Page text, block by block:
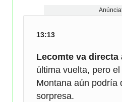
13:13
Lecomte va directa
última vuelta, pero
Montana aún podría
sorpresa.